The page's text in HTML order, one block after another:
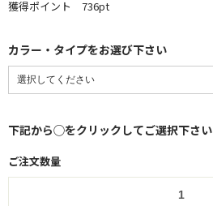
獲得ポイント 736pt
カラー・タイプをお選び下さい
下記から◯をクリックしてご選択下さい
ご注文数量